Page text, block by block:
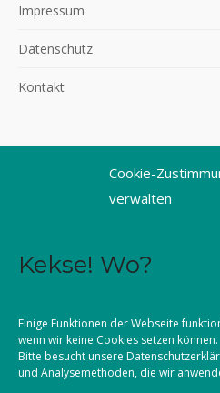
Cookie-
verwalten
Kekse! Wo?
Einige Funktionen der Webseite
wenn wir keine Cookies setzen können.
Bitte besucht unsere
und Analysemethoden, die wir
Impressum
Datenschutz
Kontakt
©2026 KLJB